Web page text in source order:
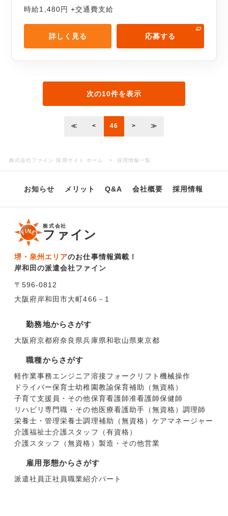
時給1,480円 +交通費支給
詳しく見る 応募する
次の10件を表示
≪ < 46 > ≫
株式会社ファイン 採用サイト ホーム 採用情報一覧
お知らせ メリット Q&A 会社概要 採用情報
株式会社
ファイン
堺・泉州エリアのお仕事情報満載！
岸和田の派遣会社ファイン
〒596-0812
大阪府岸和田市大町466－1
勤務地からさがす
大阪府京都府奈良県兵庫県和歌山県東京都
職種からさがす
軽作業事務エンジニア溶接フォークリフト 機械操作
ドライバー保育士幼稚園教諭保育補助（無資格）
子育て支援員・その他保育看護師准看護師保健師
リハビリ専門職・その他医療看護助手（無資格）調理師
栄養士・管理栄養士調理補助（無資格） ケアマネージャー
介護福祉士介護スタッフ（有資格）
介護スタッフ（無資格） 製造・その他営業
雇用形態からさがす
派遣社員正社員職業紹介パート